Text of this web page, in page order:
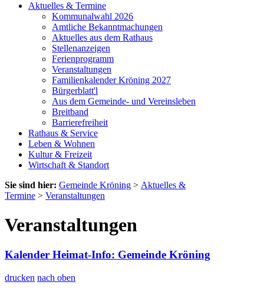
Aktuelles & Termine
Kommunalwahl 2026
Amtliche Bekanntmachungen
Aktuelles aus dem Rathaus
Stellenanzeigen
Ferienprogramm
Veranstaltungen
Familienkalender Kröning 2027
Bürgerblatt'l
Aus dem Gemeinde- und Vereinsleben
Breitband
Barrierefreiheit
Rathaus & Service
Leben & Wohnen
Kultur & Freizeit
Wirtschaft & Standort
Sie sind hier: Gemeinde Kröning > Aktuelles &
Termine > Veranstaltungen
Veranstaltungen
Kalender Heimat-Info: Gemeinde Kröning
drucken nach oben